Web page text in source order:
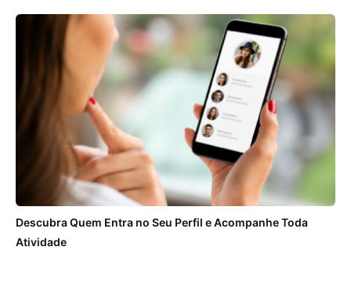
Descubra Quem Entra no Seu Perfil e Acompanhe Toda
Atividade